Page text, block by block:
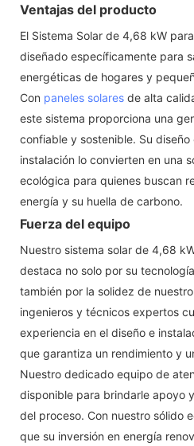
Ventajas del producto
El Sistema Solar de 4,68 kW
diseñado específicamente para
energéticas de hogares y
Con paneles solares de alta
este sistema proporciona una
confiable y sostenible. Su
instalación lo convierten en una
ecológica para quienes buscan
energía y su huella de carbono.
Fuerza del equipo
Nuestro sistema solar de 4,68
destaca no solo por su
también por la solidez de
ingenieros y técnicos expertos
experiencia en el diseño e
que garantiza un rendimiento y
Nuestro dedicado equipo de
disponible para brindarle apoyo
del proceso. Con nuestro sólido
que su inversión en energía